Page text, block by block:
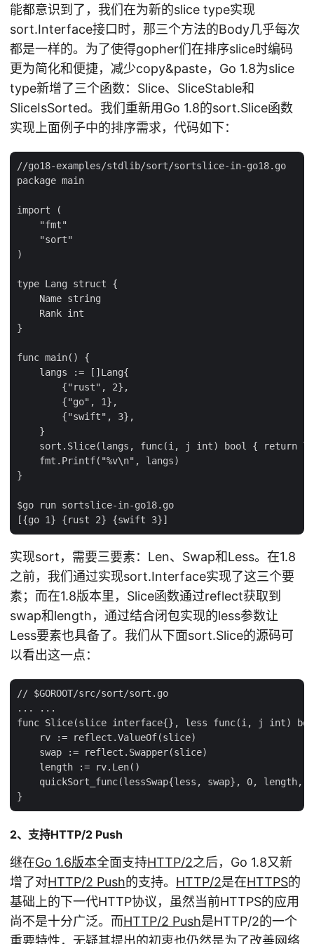
能都意识到了，我们在为新的slice type实现
sort.Interface接口时，那三个方法的Body几乎每次
都是一样的。为了使得gopher们在排序slice时编码
更为简化和便捷，减少copy&paste，Go 1.8为slice
type新增了三个函数：Slice、SliceStable和
SliceIsSorted。我们重新用Go 1.8的sort.Slice函数
实现上面例子中的排序需求，代码如下：
//go18-examples/stdlib/sort/sortslice-in-go18.go
package main
import (
    "fmt"
    "sort"
)
type Lang struct {
    Name string
    Rank int
}
func main() {
    langs := []Lang{
        {"rust", 2},
        {"go", 1},
        {"swift", 3},
    }
sort.Slice(langs, func(i, j int) bool { return
    fmt.Printf("%v\n", langs)
}
$go run sortslice-in-go18.go
实现sort，需要三要素：Len、Swap和Less。在1.8
之前，我们通过实现sort.Interface实现了这三个要
素；而在1.8版本里，Slice函数通过reflect获取到
swap和length，通过结合闭包实现的less参数让
Less要素也具备了。我们从下面sort.Slice的源码可
以看出这一点：
// $GOROOT/src/sort/sort.go
... ...
func Slice(slice interface{}, less func(i, j int)
    rv := reflect.ValueOf(slice)
    swap := reflect.Swapper(slice)
    length := rv.Len()
quickSort_func(lessSwap{less, swap}, 0, length,
2、支持HTTP/2 Push
继在Go 1.6版本全面支持HTTP/2之后，Go 1.8又新
增了对HTTP/2 Push的支持。 HTTP/2是在HTTPS的
基础上的下一代HTTP协议，虽然当前HTTPS的应用
尚不是十分广泛。而HTTP/2 Push是HTTP/2的一个
重要特性，无疑其提出的初衷也仍然是为了改善网络